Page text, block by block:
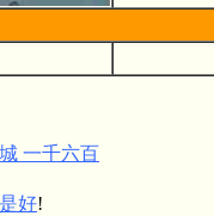
一千六百
好!